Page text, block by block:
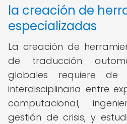
la creación de
especializadas
La creación de
de traducción
globales requiere de
interdisciplinaria entre
computacional,
gestión de crisis, y